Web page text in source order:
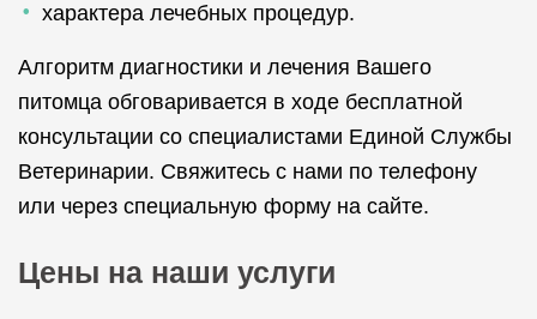
характера лечебных процедур.
Алгоритм диагностики и лечения Вашего
питомца обговаривается в ходе бесплатной
консультации со специалистами Единой Службы
Ветеринарии. Свяжитесь с нами по телефону
или через специальную форму на сайте.
Цены на наши услуги